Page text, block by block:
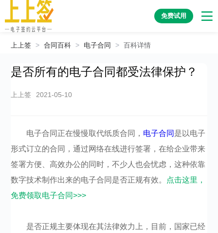
免费试用
上上签 > 合同百科 > 电子合同 > 百科详情
是否所有的电子合同都受法律保护？
上上签 2021-05-10
电子合同正在慢慢取代纸质合同， 电子合同 是以电子
形式订立的合同，通过网络在线进行签署，在给企业带来
签署方便、高效办公的同时，不少人也会忧虑，这种依靠
数字技术制作出来的电子合同是否正规有效。 点击这里，
免费领取电子合同>>>
是否正规主要体现在其法律效力上，目前，国家已经